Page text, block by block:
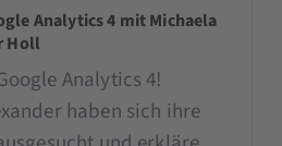
Analytics 4 mit Michaela
Holl
Analytics 4!
haben sich ihre